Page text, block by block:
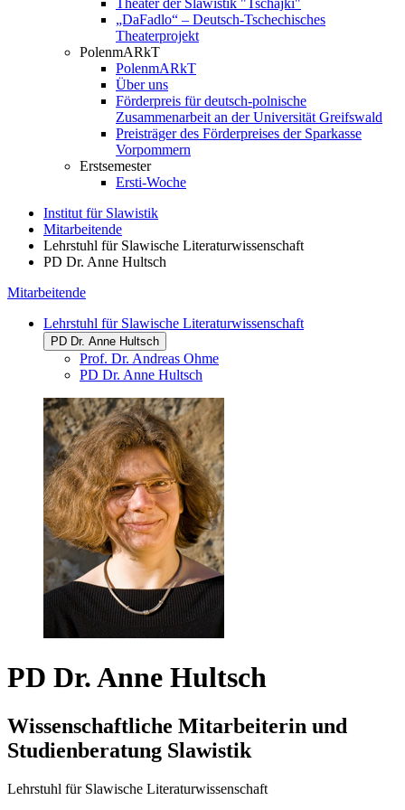
Theater der Slawistik "Tschajki"
„DaFadlo“ – Deutsch-Tschechisches
Theaterprojekt
PolenmARkT
PolenmARkT
Über uns
Förderpreis für deutsch-polnische
Zusammenarbeit an der Universität Greifswald
Preisträger des Förderpreises der Sparkasse
Vorpommern
Erstsemester
Ersti-Woche
Institut für Slawistik
Mitarbeitende
Lehrstuhl für Slawische Literaturwissenschaft
PD Dr. Anne Hultsch
Mitarbeitende
Lehrstuhl für Slawische Literaturwissenschaft
PD Dr. Anne Hultsch
Prof. Dr. Andreas Ohme
PD Dr. Anne Hultsch
PD Dr. Anne Hultsch
Wissenschaftliche Mitarbeiterin und
Studienberatung Slawistik
Lehrstuhl für Slawische Literaturwissenschaft